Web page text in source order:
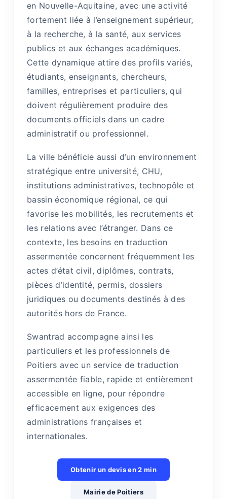
en Nouvelle-Aquitaine, avec une activité
fortement liée à l’enseignement supérieur,
à la recherche, à la santé, aux services
publics et aux échanges académiques.
Cette dynamique attire des profils variés,
étudiants, enseignants, chercheurs,
familles, entreprises et particuliers, qui
doivent régulièrement produire des
documents officiels dans un cadre
administratif ou professionnel.
La ville bénéficie aussi d’un environnement
stratégique entre université, CHU,
institutions administratives, technopôle et
bassin économique régional, ce qui
favorise les mobilités, les recrutements et
les relations avec l’étranger. Dans ce
contexte, les besoins en traduction
assermentée concernent fréquemment les
actes d’état civil, diplômes, contrats,
pièces d’identité, permis, dossiers
juridiques ou documents destinés à des
autorités hors de France.
Swantrad accompagne ainsi les
particuliers et les professionnels de
Poitiers avec un service de traduction
assermentée fiable, rapide et entièrement
accessible en ligne, pour répondre
efficacement aux exigences des
administrations françaises et
internationales.
Obtenir un devis en 2 min
Mairie de Poitiers